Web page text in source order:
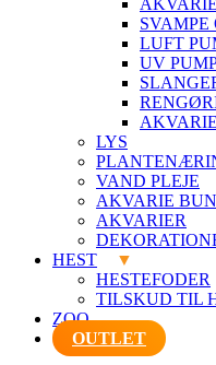
SVAMPE
LUFT
UV
LYS
VAND PLEJE
AKVARIE
AKVARIER
HEST
HESTEFODER
TILSKUD TIL
ZOO
OUTLET